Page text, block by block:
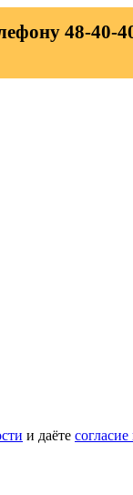
48-40-
и даёте